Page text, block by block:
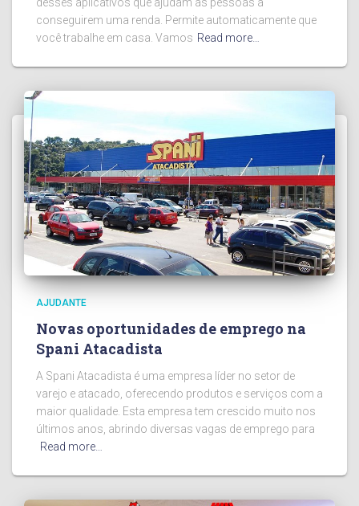
conseguirem uma renda. Permite automaticamente que
você trabalhe em casa. Vamos Read more…
AJUDANTE
Novas oportunidades de emprego na
Spani Atacadista
A Spani Atacadista é uma empresa líder no setor de
varejo e atacado, oferecendo produtos e serviços com a
maior qualidade. Esta empresa tem crescido muito nos
últimos anos, abrindo diversas vagas de emprego para
Read more…